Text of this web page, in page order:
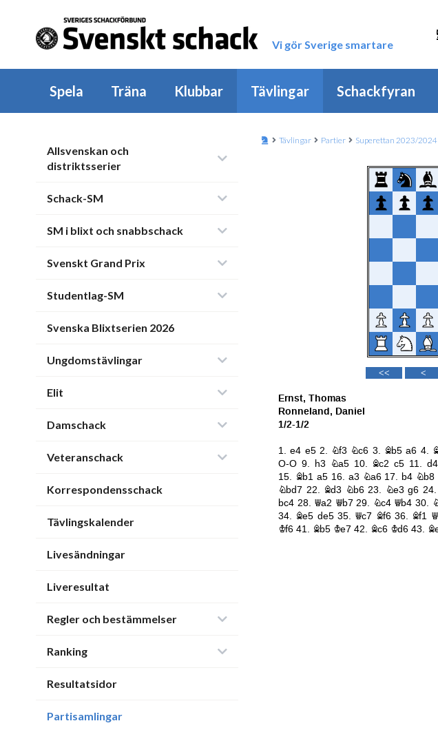
Vi gör Sverige smartare
Spela Träna Klubbar Tävlingar Schackfyran
Allsvenskan och
distriktsserier
Schack-SM
SM i blixt och snabbschack
Svenskt Grand Prix
Studentlag-SM
Svenska Blixtserien 2026
Ungdomstävlingar
Elit
Damschack
Veteranschack
Korrespondensschack
Tävlingskalender
Livesändningar
Liveresultat
Regler och bestämmelser
Ranking
Resultatsidor
Partisamlingar
Tävlingar Partier Superettan 2023/2024